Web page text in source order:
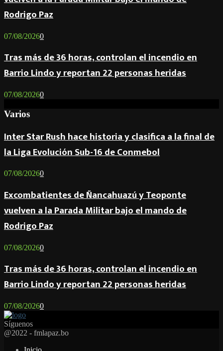
Rodrigo Paz
07/08/20260
Tras más de 36 horas, controlan el incendio en
Barrio Lindo y reportan 22 personas heridas
07/08/20260
Varios
Inter Star Rush hace historia y clasifica a la final de
la Liga Evolución Sub-16 de Conmebol
07/08/20260
Excombatientes de Ñancahuazú y Teoponte
vuelven a la Parada Militar bajo el mando de
Rodrigo Paz
07/08/20260
Tras más de 36 horas, controlan el incendio en
Barrio Lindo y reportan 22 personas heridas
07/08/20260
Síguenos
Facebook
Twitter
Instagram
Youtube
Email
Twitch
Whatsapp
@2022 - fmlapaz.bo